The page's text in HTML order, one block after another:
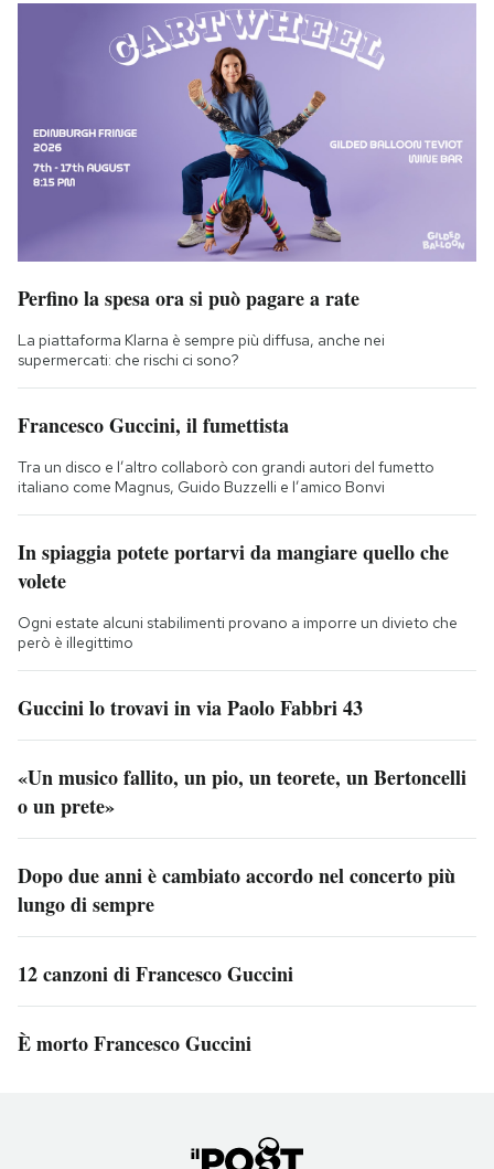
Perfino la spesa ora si può pagare a rate
La piattaforma Klarna è sempre più diffusa, anche nei
supermercati: che rischi ci sono?
Francesco Guccini, il fumettista
Tra un disco e l’altro collaborò con grandi autori del fumetto
italiano come Magnus, Guido Buzzelli e l’amico Bonvi
In spiaggia potete portarvi da mangiare quello che
volete
Ogni estate alcuni stabilimenti provano a imporre un divieto che
però è illegittimo
Guccini lo trovavi in via Paolo Fabbri 43
«Un musico fallito, un pio, un teorete, un Bertoncelli
o un prete»
Dopo due anni è cambiato accordo nel concerto più
lungo di sempre
12 canzoni di Francesco Guccini
È morto Francesco Guccini